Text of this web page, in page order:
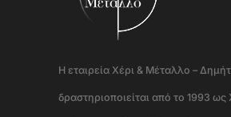
Η εταιρεία Χέρι & Μέταλλο –
δραστηριοποιείται από το 1993